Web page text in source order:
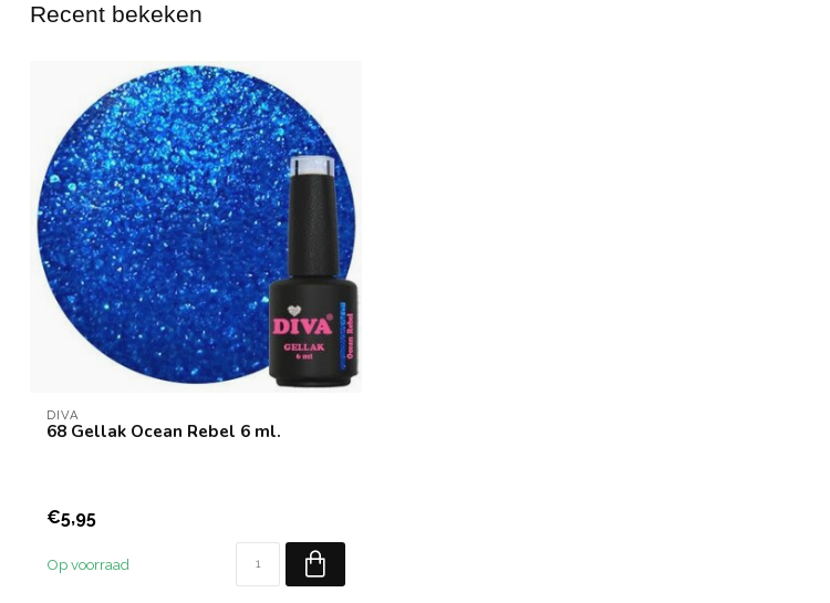
Recent bekeken
DIVA
68 Gellak Ocean Rebel 6 ml.
€5,95
Op voorraad